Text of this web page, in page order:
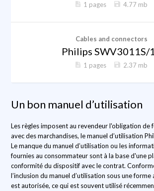
1 pages 4.77 mb
Cables and connectors
Philips SWV3011S/
1 pages 2.37 mb
Un bon manuel d’utilisation
Les règles imposent au revendeur l'obligation de
avec des marchandises, le manuel d’utilisation
Le manque du manuel d’utilisation ou les
fournies au consommateur sont à la base d'une
conformité du dispositif avec le contrat.
l’inclusion du manuel d’utilisation sous une
est autorisée, ce qui est souvent utilisé